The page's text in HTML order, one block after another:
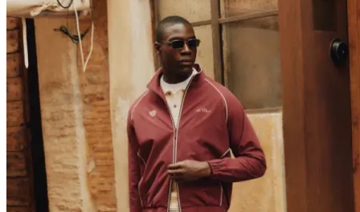
Collections
Les Deux International ClubSummer 2026